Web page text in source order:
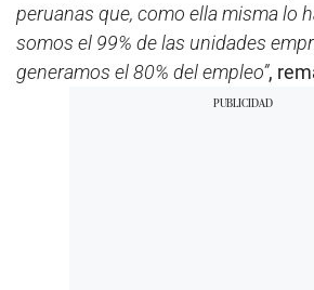
peruanas que, como ella misma lo
somos el 99% de las unidades
generamos el 80% del empleo”,